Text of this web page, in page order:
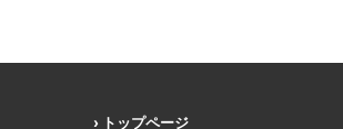
トップページ